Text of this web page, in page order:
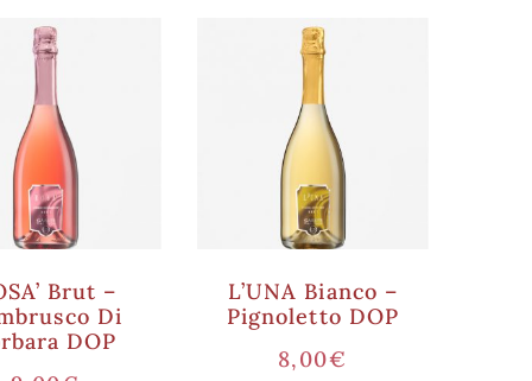
Brut –
Di
DOP
L’UNA Bianco –
Pignoletto DOP
8,00€